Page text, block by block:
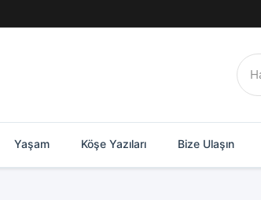
Ara:
Yaşam Köşe Yazıları Bize Ulaşın